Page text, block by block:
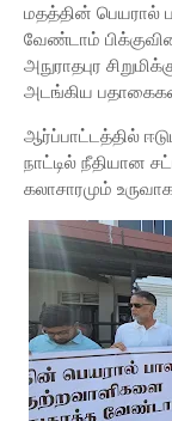
​மதத்தின் பெயரால்
வேண்டாம்
அநுராதபுர
அடங்கிய
ஆர்ப்பாட்டத்தில்
நாட்டில் நீதியான
கலாசாரமும்